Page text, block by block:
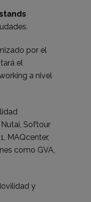
por el
el
a nivel
Nutai, Softour
MAQcenter,
como GVA,
y